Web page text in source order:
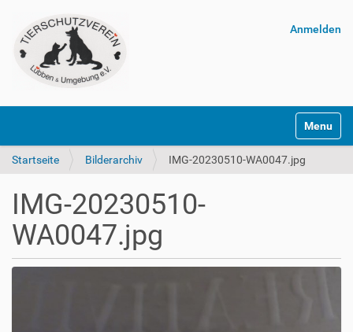
Anmelden
Startseite Bilderarchiv IMG-20230510-WA0047.jpg
IMG-20230510-
WA0047.jpg